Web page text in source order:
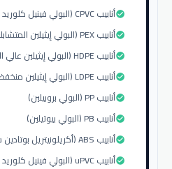
أنابيب CPVC (البولي فينيل كلوريد المعالج بالكلور)check_circle
أنابيب PEX (البولي إيثيلين المتشابك)check_circle
أنابيب HDPE (البولي إيثيلين عالي الكثافة)check_circle
أنابيب LDPE (البولي إيثيلين منخفض الكثافة)check_circle
أنابيب PP (البولي بروبيلين)check_circle
أنابيب PB (البولي بيوتيلين)check_circle
أنابيب ABS (أكريلونيتريل بوتادين ستايرين)check_circle
أنابيب uPVC (البولي فينيل كلوريد غير الملدن)check_circle